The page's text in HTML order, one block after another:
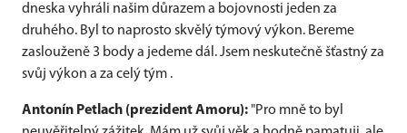
dneska vyhráli našim důrazem a bojovnosti jeden za
druhého. Byl to naprosto skvělý týmový výkon. Bereme
zaslouženě 3 body a jedeme dál. Jsem neskutečně šťastný za
svůj výkon a za celý tým .
Antonín Petlach (prezident Amoru):"Pro mně to byl